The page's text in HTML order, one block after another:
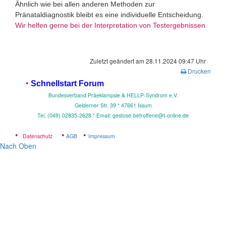
Ähnlich wie bei allen anderen Methoden zur
Pränataldiagnostik bleibt es eine individuelle Entscheidung.
Wir helfen gerne bei der Interpretation von Testergebnissen.
Zuletzt geändert am 28.11.2024 09:47 Uhr
Drucken
• Schnellstart Forum
Bundesverband Präeklampsie & HELLP-Syndrom e.V.
Gelderner Str. 39 * 47661 Issum
Tel. (049) 02835-2628 * Email: gestose-betroffene@t-online.de
• Datenschutz • AGB • Impressum
Nach Oben